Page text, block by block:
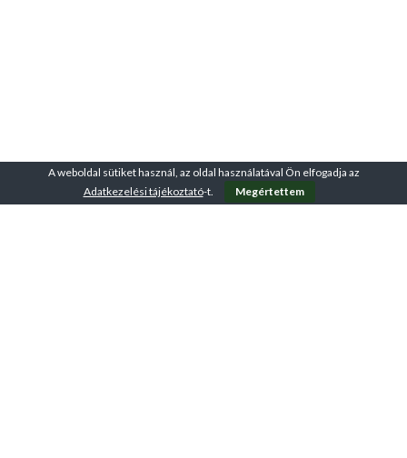
A weboldal sütiket használ, az oldal használatával Ön elfogadja az
Adatkezelési tájékoztató-t. Megértettem